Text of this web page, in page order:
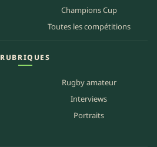
Champions Cup
Toutes les compétitions
RUBRIQUES
Rugby amateur
Interviews
Portraits